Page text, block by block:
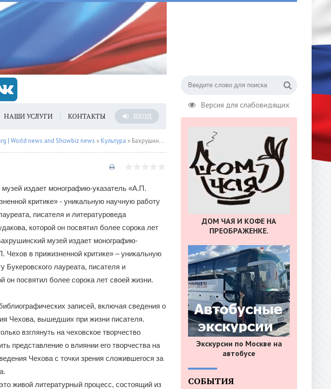
Версия для слабовидящих
НАШИ УСЛУГИ КОНТАКТЫ ВХОД
| World news and Showbiz news » Культура » Бахрушинский театральный музей впервые выпускает работу Александра Чудакова
издает монографию-указатель «А.П.
критике» - уникальную научную работу
писателя и литературоведа
которой он посвятил более сорока лет
музей издает монографию-
Чехов в прижизненной критике» – уникальную
Букеровского лауреата, писателя и
он посвятил более сорока лет своей жизни.
записей, включая сведения о
Чехова, вышедших при жизни писателя.
взглянуть на чеховское творчество
представление о влиянии его творчества на
Чехова с точки зрения сложившегося за
живой литературный процесс, состоящий из
ДОМ ЧАЯ И КОФЕ НА
ПРЕОБРАЖЕНКЕ.
Экскурсии по Москве на
автобусе
СОБЫТИЯ